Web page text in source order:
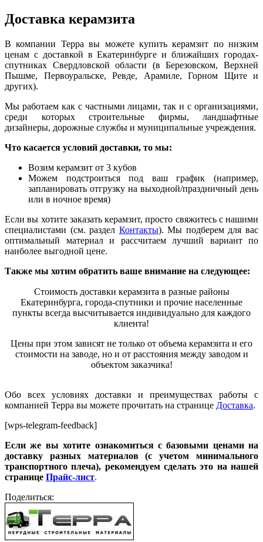
Доставка керамзита
В компании Терра вы можете купить керамзит по низким
ценам с доставкой в Екатеринбурге и ближайших городах-
спутниках Свердловской области (в Березовском, Верхней
Пышме, Первоуральске, Ревде, Арамиле, Горном Щите и
других).
Мы работаем как с частными лицами, так и с организациями,
среди которых строительные фирмы, ландшафтные
дизайнеры, дорожные службы и муниципальные учреждения.
Что касается условий доставки, то мы:
Возим керамзит от 3 кубов
Можем подстроиться под ваш график (например,
запланировать отгрузку на выходной/праздничный день
или в ночное время)
Если вы хотите заказать керамзит, просто свяжитесь с нашими
специалистами (см. раздел Контакты). Мы подберем для вас
оптимальный материал и рассчитаем лучший вариант по
наиболее выгодной цене.
Также мы хотим обратить ваше внимание на следующее:
Стоимость доставки керамзита в разные районы
Екатеринбурга, города-спутники и прочие населенные
пункты всегда высчитывается индивидуально для каждого
клиента!
Цены при этом зависят не только от объема керамзита и его
стоимости на заводе, но и от расстояния между заводом и
объектом заказчика!
Обо всех условиях доставки и преимуществах работы с
компанией Терра вы можете прочитать на странице Доставка.
[wps-telegram-feedback]
Если же вы хотите ознакомиться с базовыми ценами на
доставку разных материалов (с учетом минимального
транспортного плеча), рекомендуем сделать это на нашей
странице Прайс-лист.
Поделиться: